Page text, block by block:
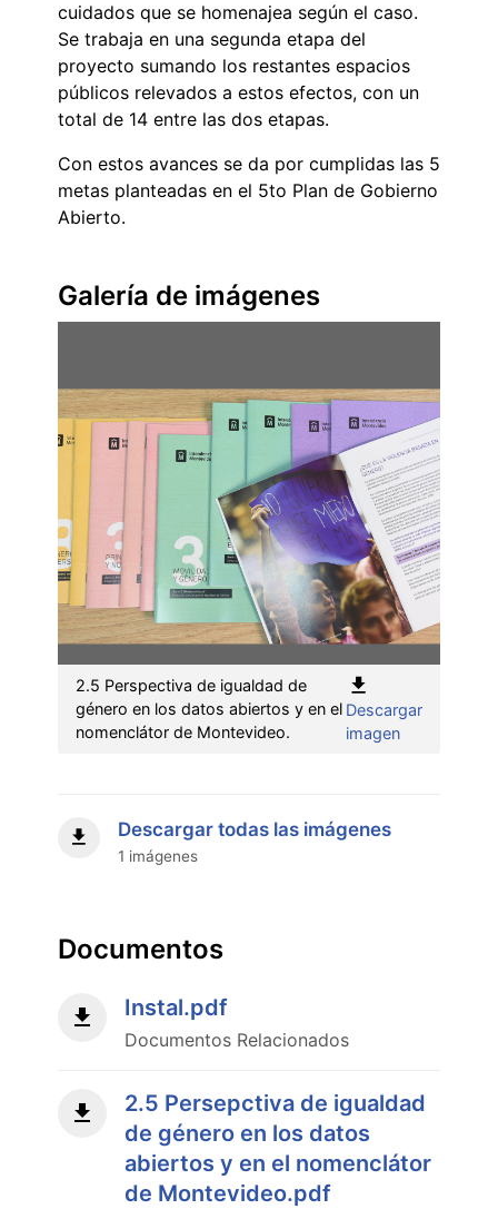
cuidados que se homenajea según el caso.
Se trabaja en una segunda etapa del
proyecto sumando los restantes espacios
públicos relevados a estos efectos, con un
total de 14 entre las dos etapas.
Con estos avances se da por cumplidas las 5
metas planteadas en el 5to Plan de Gobierno
Abierto.
Galería de imágenes
2.5 Perspectiva de igualdad de
género en los datos abiertos y en el
nomenclátor de Montevideo.
Descargar
imagen:
Montevideo."
Descargar todas las imágenes
1 imágenes
Documentos
Instal.pdf
Documentos Relacionados
2.5 Persepctiva de igualdad
de género en los datos
abiertos y en el nomenclátor
de Montevideo.pdf